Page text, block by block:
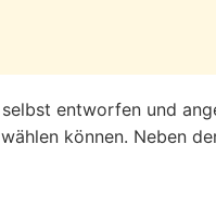
entworfen und
können. Neben